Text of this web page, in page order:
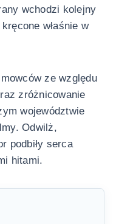
wchodzi kolejny
właśnie w
ze względu
zróżnicowanie
województwie
Odwilż,
podbiły serca
hitami.